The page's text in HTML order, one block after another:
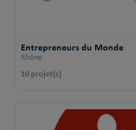
Entrepreneurs du Monde
Rhône
10 projet(s)